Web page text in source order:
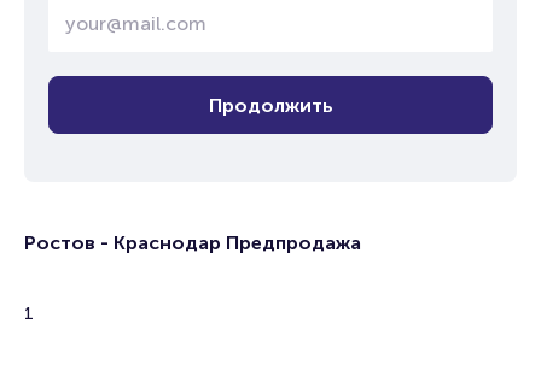
Продолжить
Ростов - Краснодар Предпродажа
1